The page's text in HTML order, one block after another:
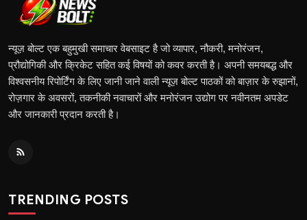
न्यूज़ बोल्ट एक बहुमुखी समाचार वेबसाइट है जो व्यापार, नौकरी, मनोरंजन,
प्रौद्योगिकी और क्रिकेट सहित कई विषयों को कवर करती है। अपनी समयबद्ध और
विश्वसनीय रिपोर्टिंग के लिए जानी जाने वाली न्यूज़ बोल्ट पाठकों को बाज़ार के रुझानों,
रोज़गार के अवसरों, तकनीकी नवाचारों और मनोरंजन उद्योग पर नवीनतम अपडेट
और जानकारी प्रदान करती है।
TRENDING POSTS